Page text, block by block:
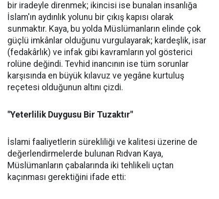
bir iradeyle direnmek; ikincisi ise bunalan insanlığa
İslam'ın aydınlık yolunu bir çıkış kapısı olarak
sunmaktır. Kaya, bu yolda Müslümanların elinde çok
güçlü imkânlar olduğunu vurgulayarak; kardeşlik, isar
(fedakârlık) ve infak gibi kavramların yol gösterici
rolüne değindi. Tevhid inancının ise tüm sorunlar
karşısında en büyük kılavuz ve yegâne kurtuluş
reçetesi olduğunun altını çizdi.
"Yeterlilik Duygusu Bir Tuzaktır"
İslami faaliyetlerin sürekliliği ve kalitesi üzerine de
değerlendirmelerde bulunan Rıdvan Kaya,
Müslümanların çabalarında iki tehlikeli uçtan
kaçınması gerektiğini ifade etti: